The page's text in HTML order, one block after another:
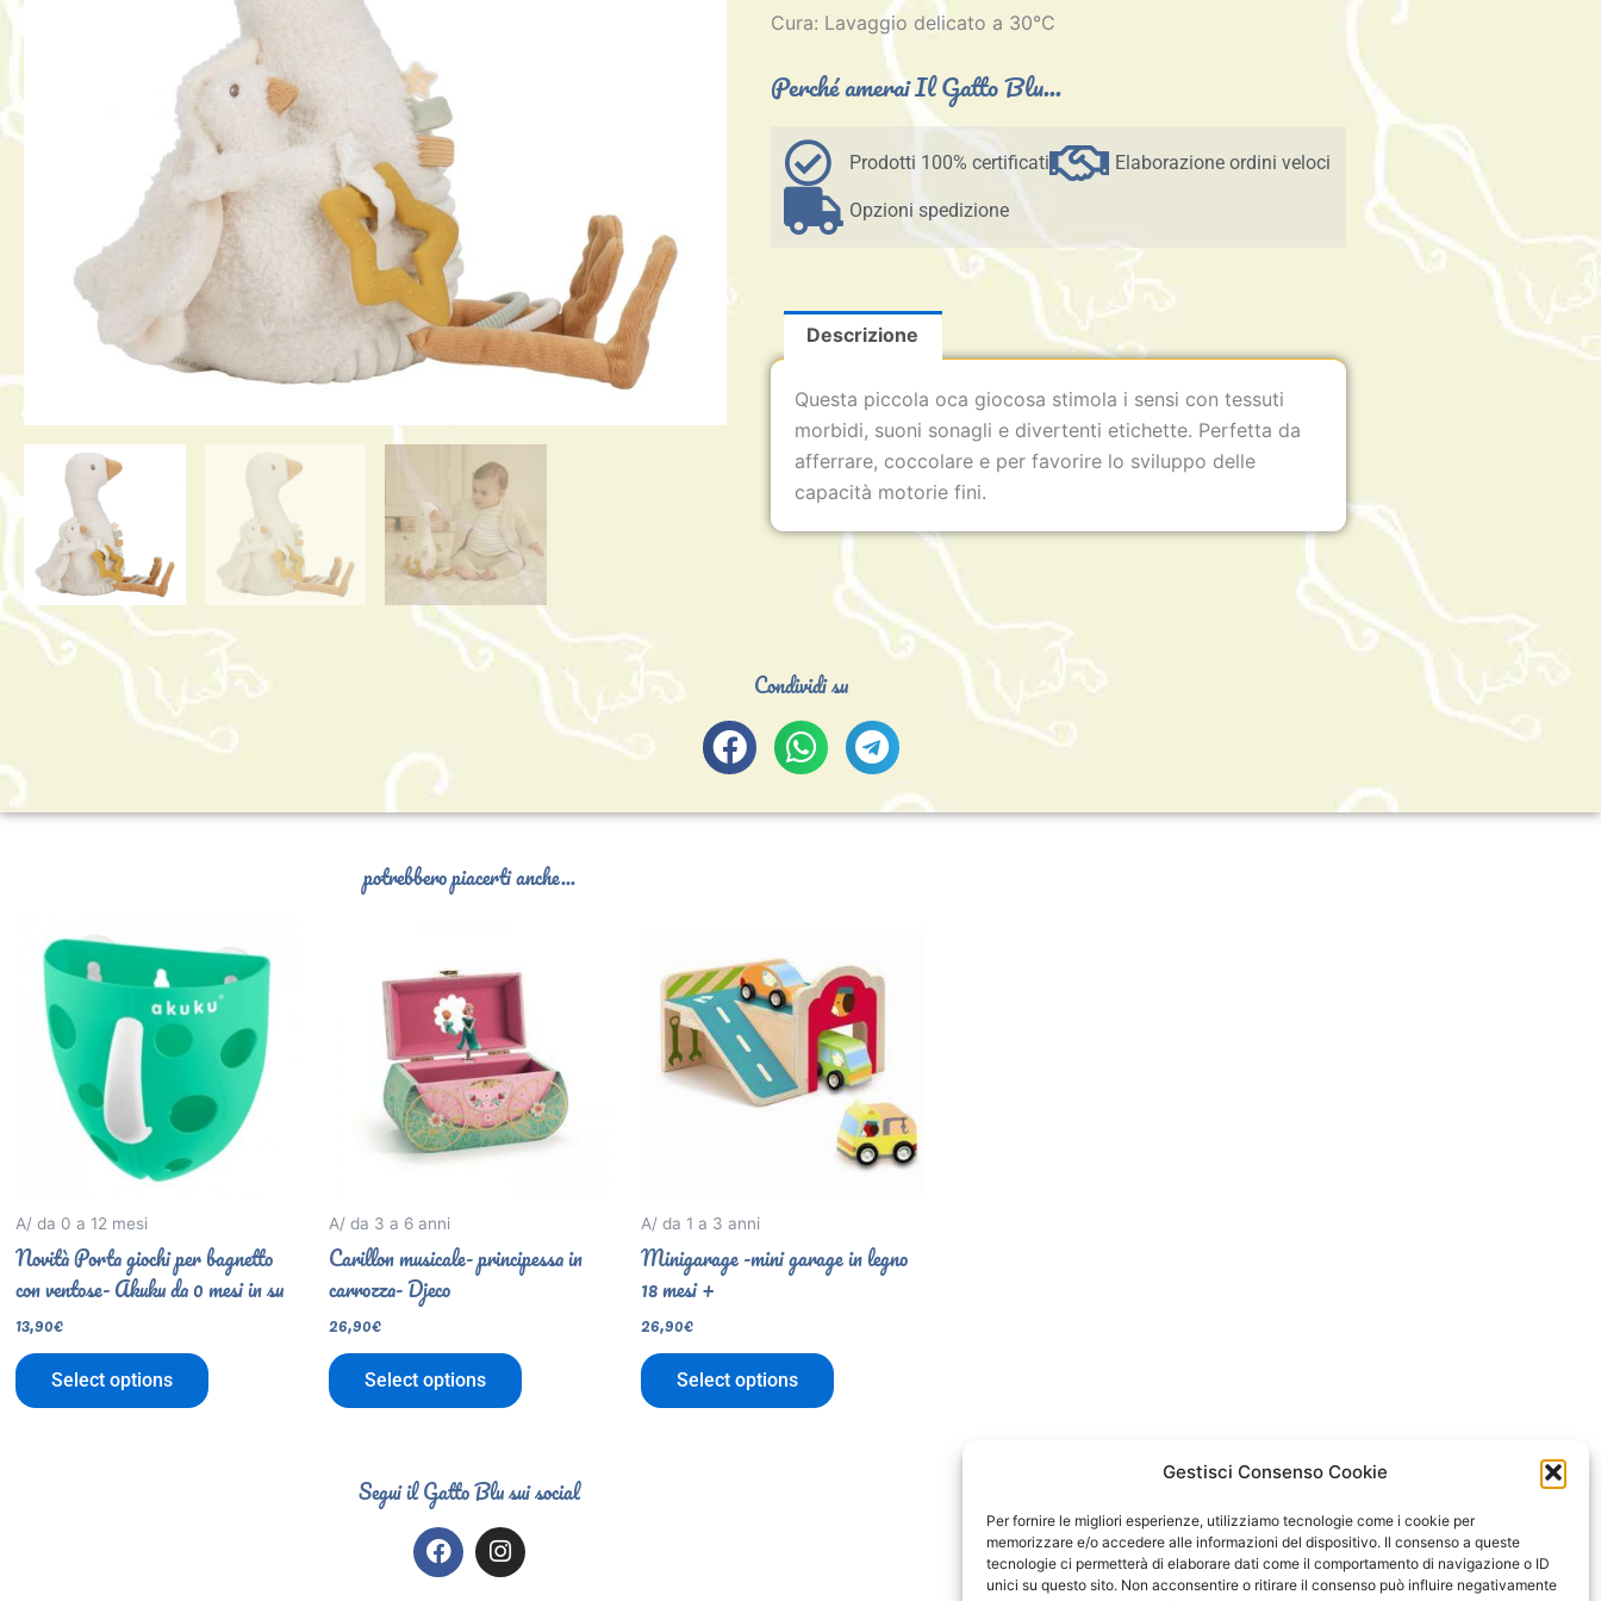
Gestisci Consenso Cookie
Per fornire le migliori esperienze, utilizziamo tecnologie come i cookie per
memorizzare e/o accedere alle informazioni del dispositivo. Il consenso a queste
tecnologie ci permetterà di elaborare dati come il comportamento di navigazione o ID
unici su questo sito. Non acconsentire o ritirare il consenso può influire negativamente
Cura: Lavaggio delicato a 30°C
Perché amerai Il Gatto Blu...
Prodotti 100% certificati Elaborazione ordini veloci
Opzioni spedizione
Descrizione
Questa piccola oca giocosa stimola i sensi con tessuti
morbidi, suoni sonagli e divertenti etichette. Perfetta da
afferrare, coccolare e per favorire lo sviluppo delle
capacità motorie fini.
Condividi su
potrebbero piacerti anche...
A/ da 0 a 12 mesi
Novità Porta giochi per bagnetto
con ventose- Akuku da 0 mesi in su
13,90€
Select options
A/ da 3 a 6 anni
Carillon musicale- principessa in
carrozza- Djeco
26,90€
Select options
A/ da 1 a 3 anni
Minigarage -mini garage in legno
18 mesi +
26,90€
Select options
Segui il Gatto Blu sui social
F
a
I
n